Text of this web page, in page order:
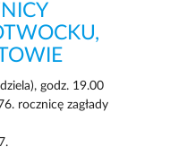
godz. 19.00
rocznicę zagłady